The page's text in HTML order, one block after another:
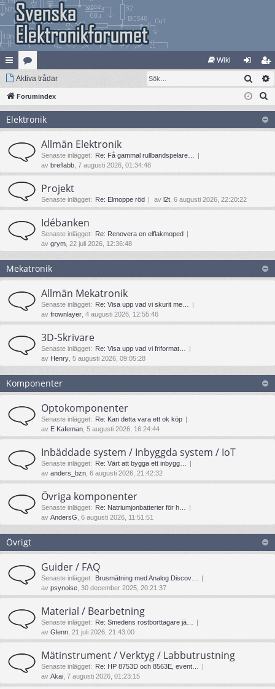
na
bb
lä
nk
ar
at
eg
ori
er
Wiki
og
ga
li
m
ed
le
Aktiva trådar Sök
Forumindex
Elektronik
Allmän Elektronik
Senaste inlägget: Re: Få gammal rullbandspelare…
av breflabb , 7 augusti 2026, 01:34:48
Projekt
Senaste inlägget: Re: Elmoppe röd av l2t , 6 augusti 2026, 22:20:22
Idébanken
Senaste inlägget: Re: Renovera en elflakmoped
av grym , 22 juli 2026, 12:36:48
Mekatronik
Allmän Mekatronik
Senaste inlägget: Re: Visa upp vad vi skurit me…
av frownlayer , 4 augusti 2026, 12:55:46
3D-Skrivare
Senaste inlägget: Re: Visa upp vad vi friformat…
av Henry , 5 augusti 2026, 09:05:28
Komponenter
Optokomponenter
Senaste inlägget: Re: Kan detta vara ett ok köp
av E Kafeman , 5 augusti 2026, 16:24:44
Inbäddade system / Inbyggda system / IoT
Senaste inlägget: Re: Värt att bygga ett inbygg…
av anders_bzn , 6 augusti 2026, 21:42:32
Övriga komponenter
Senaste inlägget: Re: Natriumjonbatterier för h…
av AndersG , 6 augusti 2026, 11:51:51
Övrigt
Guider / FAQ
Senaste inlägget: Brusmätning med Analog Discov…
av psynoise , 30 december 2025, 20:21:37
Material / Bearbetning
Senaste inlägget: Re: Smedens rostborttagare jä…
av Glenn , 21 juli 2026, 21:43:00
Mätinstrument / Verktyg / Labbutrustning
Senaste inlägget: Re: HP 8753D och 8563E, event…
av Akai , 7 augusti 2026, 01:23:15